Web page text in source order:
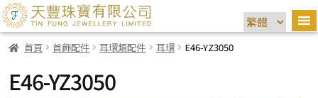
首頁 首飾配件 耳環類配件 耳環 E46-YZ3050
E46-YZ3050